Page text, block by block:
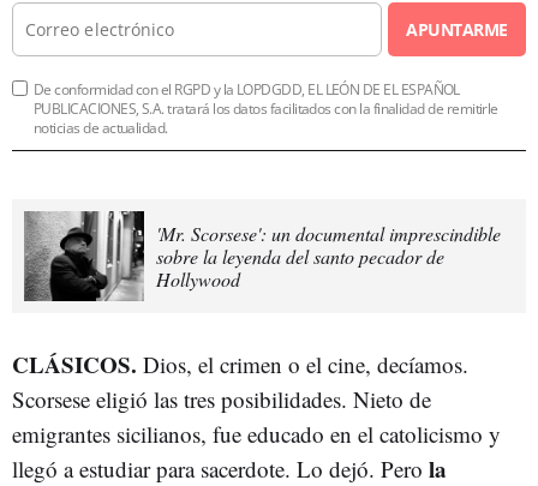
APUNTARME
De conformidad con el RGPD y la LOPDGDD, EL LEÓN DE EL ESPAÑOL
PUBLICACIONES, S.A. tratará los datos facilitados con la finalidad de remitirle
noticias de actualidad.
'Mr. Scorsese': un documental imprescindible
sobre la leyenda del santo pecador de
Hollywood
CLÁSICOS. Dios, el crimen o el cine, decíamos.
Scorsese eligió las tres posibilidades. Nieto de
emigrantes sicilianos, fue educado en el catolicismo y
llegó a estudiar para sacerdote. Lo dejó. Pero la